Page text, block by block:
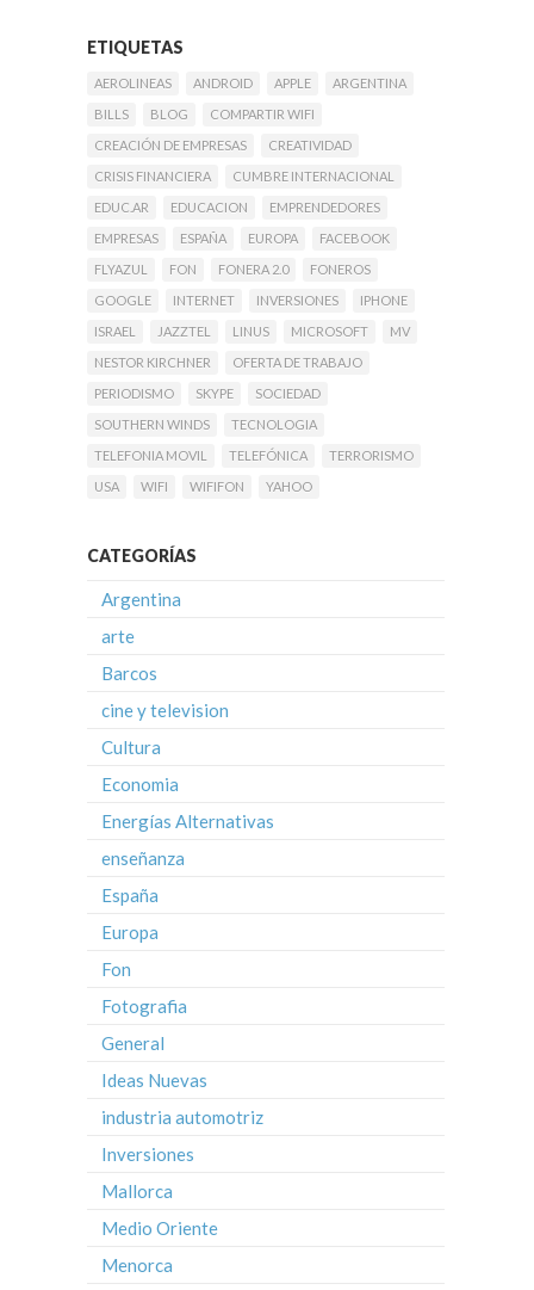
ETIQUETAS
AEROLINEAS ANDROID APPLE
ARGENTINA
BILLS
BLOG
COMPARTIR WIFI
CREACIÓN DE EMPRESAS
CREATIVIDAD
CRISIS FINANCIERA
CUMBRE INTERNACIONAL
EDUC.AR
EDUCACION
EMPRENDEDORES
EMPRESAS
ESPAÑA EUROPA
FACEBOOK
FLYAZUL
FON FONERA 2.0
FONEROS
GOOGLE
INTERNET INVERSIONES
IPHONE
ISRAEL
JAZZTEL LINUS MICROSOFT
MV
NESTOR KIRCHNER
OFERTA DE TRABAJO
PERIODISMO
SKYPE
SOCIEDAD
SOUTHERN WINDS
TECNOLOGIA
TELEFONIA MOVIL
TELEFÓNICA
TERRORISMO
USA
WIFI WIFIFON YAHOO
CATEGORÍAS
Argentina
arte
Barcos
cine y television
Cultura
Economia
Energías Alternativas
enseñanza
España
Europa
Fon
Fotografia
General
Ideas Nuevas
industria automotriz
Inversiones
Mallorca
Medio Oriente
Menorca